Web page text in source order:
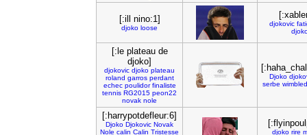
[:ill nino:1]
djoko loose
djokovic
[:le plateau de
djoko]
djokovic djoko plateau
roland garros perdant
echec poulidor finaliste
tennis RG2015 peon22
novak nole
Djoko
serbe
[:harrypotdefleur:6]
Djoko Djokovic Novak
Nole calin Calin Tristesse
djoko rire